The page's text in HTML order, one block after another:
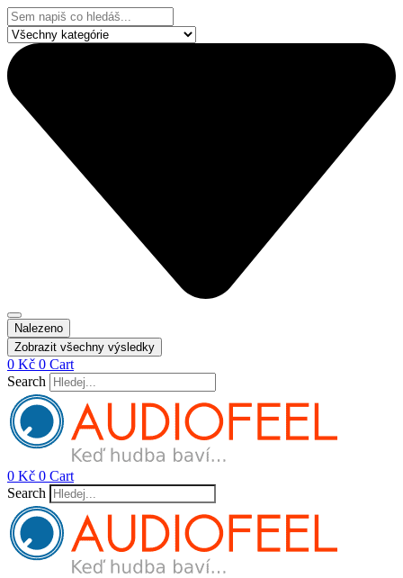
Přejít
k
obsahu
Search
...
Nalezeno
Zobrazit všechny výsledky
0 Kč 0 Cart
Search
0 Kč 0 Cart
Search